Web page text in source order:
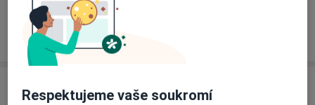
Vnitřní lékařství - interna
Všeobecný praktický lékař
Pracovní lékařství
Služby a ceník služeb
Respektujeme vaše soukromí